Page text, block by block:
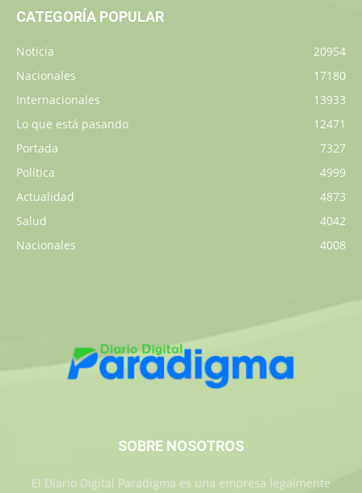
CATEGORÍA POPULAR
Noticia
20954
Nacionales
17180
Internacionales
13933
Lo que está pasando
12471
Portada
7327
Política
4999
Actualidad
4873
Salud
4042
Nacionales
4008
SOBRE NOSOTROS
El Diario Digital Paradigma es una empresa legalmente